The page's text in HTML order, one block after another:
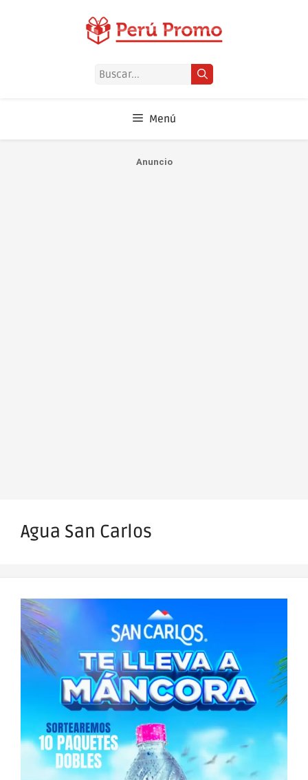
Buscar:
Menú
Anuncio
Agua San Carlos